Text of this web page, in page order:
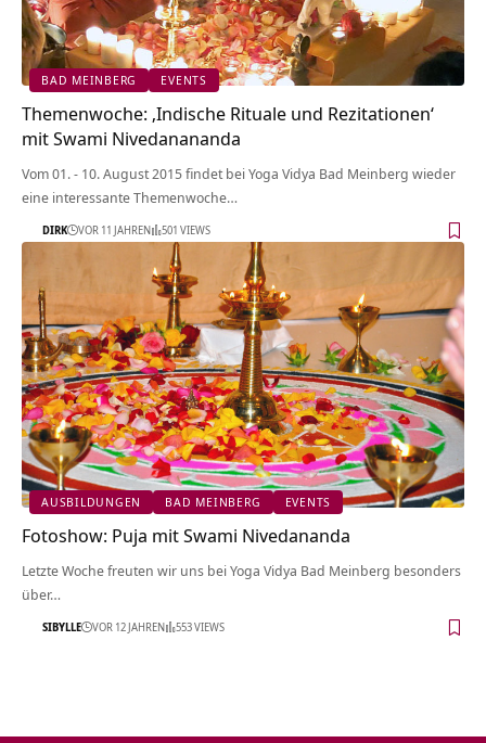
BAD MEINBERG EVENTS
Themenwoche: ‚Indische Rituale und Rezitationen‘
mit Swami Nivedanananda
Vom 01. - 10. August 2015 findet bei Yoga Vidya Bad Meinberg wieder
eine interessante Themenwoche…
DIRK VOR 11 JAHREN 501 VIEWS
AUSBILDUNGEN BAD MEINBERG EVENTS
Fotoshow: Puja mit Swami Nivedananda
Letzte Woche freuten wir uns bei Yoga Vidya Bad Meinberg besonders
über…
SIBYLLE VOR 12 JAHREN 553 VIEWS